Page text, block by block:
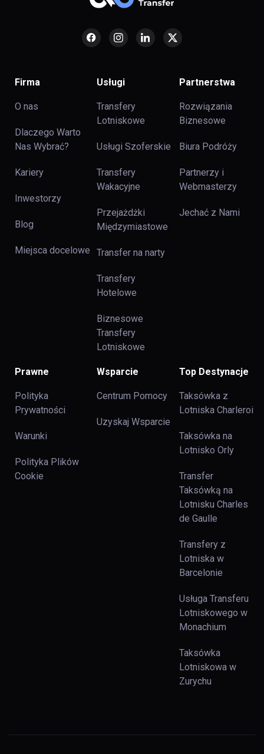
Firma
O nas
Dlaczego Warto
Nas Wybrać?
Kariery
Inwestorzy
Blog
Miejsca docelowe
Usługi
Transfery
Lotniskowe
Usługi Szoferskie
Transfery
Wakacyjne
Przejażdżki
Międzymiastowe
Transfer na narty
Transfery
Hotelowe
Biznesowe
Transfery
Lotniskowe
Partnerstwa
Rozwiązania
Biznesowe
Biura Podróży
Partnerzy i
Webmasterzy
Jechać z Nami
Prawne
Polityka
Prywatności
Warunki
Polityka Plików
Cookie
Wsparcie
Centrum Pomocy
Uzyskaj Wsparcie
Top Destynacje
Taksówka z
Lotniska Charleroi
Taksówka na
Lotnisko Orly
Transfer
Taksówką na
Lotnisku Charles
de Gaulle
Transfery z
Lotniska w
Barcelonie
Usługa Transferu
Lotniskowego w
Monachium
Taksówka
Lotniskowa w
Zurychu